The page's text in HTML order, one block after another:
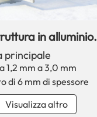
in alluminio,
principale
1,2 mm a 3,0 mm
di 6 mm di spessore
Visualizza altro